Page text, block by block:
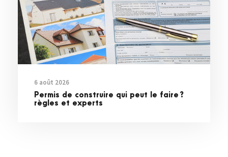
6 août 2026
Permis de construire qui peut le faire ?
règles et experts